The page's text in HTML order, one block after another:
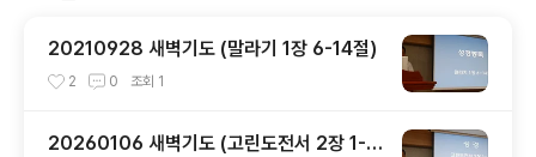
20210928 새벽기도 (말라기 1장 6-14절)
2 0 조회 1
20260106 새벽기도 (고린도전서 2장 1-5